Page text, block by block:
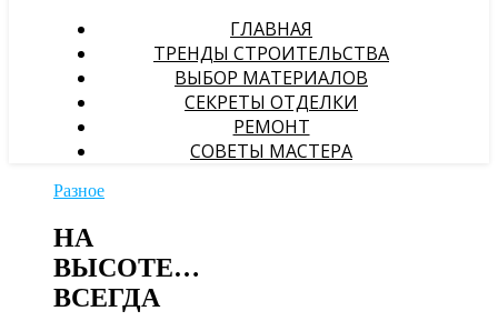
ГЛАВНАЯ
ТРЕНДЫ СТРОИТЕЛЬСТВА
ВЫБОР МАТЕРИАЛОВ
СЕКРЕТЫ ОТДЕЛКИ
РЕМОНТ
СОВЕТЫ МАСТЕРА
Разное
НА
ВЫСОТЕ…
ВСЕГДА